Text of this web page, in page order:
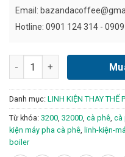
Email:
Hotline: 0901 124 314 -
Ron boiler / nồi nước cho
Danh mục: LINH KIỆN THAY THẾ
Từ khóa: 3200, 3200D, cà phê, cà
kiện máy pha cà phê, linh-kiện-
boiler